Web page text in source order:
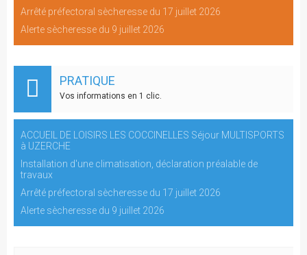
Arrêté préfectoral sècheresse du 17 juillet 2026
Alerte sècheresse du 9 juillet 2026
PRATIQUE
Vos informations en 1 clic.
ACCUEIL DE LOISIRS LES COCCINELLES Séjour MULTISPORTS
à UZERCHE
Installation d'une climatisation, déclaration préalable de
travaux
Arrêté préfectoral sècheresse du 17 juillet 2026
Alerte sècheresse du 9 juillet 2026